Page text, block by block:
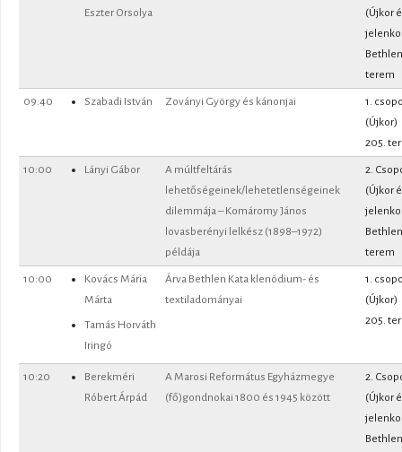
Eszter Orsolya
(Újkor
Bethlen
terem
09:40 Szabadi István Zoványi György és kánonjai
1.
(Újkor)
205.
10:00 Lányi Gábor
A múltfeltárás
lehetőségeinek/lehetetlenségeinek
dilemmája – Komáromy János
lovasberényi lelkész (1898–1972)
példája
2.
(Újkor
Bethlen
terem
10:00
Kovács Mária
Márta
Tamás Horváth
Iringó
Árva Bethlen Kata klenódium- és
textiladományai
1.
(Újkor)
205.
10:20
Berekméri
Róbert Árpád
A Marosi Református Egyházmegye
(fő)gondnokai 1800 és 1945 között
2.
(Újkor
Bethlen